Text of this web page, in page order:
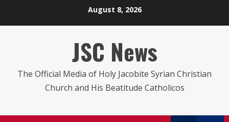
August 8, 2026
JSC News
The Official Media of Holy Jacobite Syrian Christian
Church and His Beatitude Catholicos